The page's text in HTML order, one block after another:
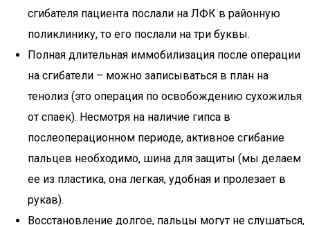
сгибателя пациента послали на ЛФК в районную
поликлинику, то его послали на три буквы.
Полная длительная иммобилизация после операции
на сгибатели – можно записываться в план на
тенолиз (это операция по освобождению сухожилья
от спаек). Несмотря на наличие гипса в
послеоперационном периоде, активное сгибание
пальцев необходимо, шина для защиты (мы делаем
ее из пластика, она легкая, удобная и пролезает в
рукав).
Восстановление долгое, пальцы могут не слушаться,